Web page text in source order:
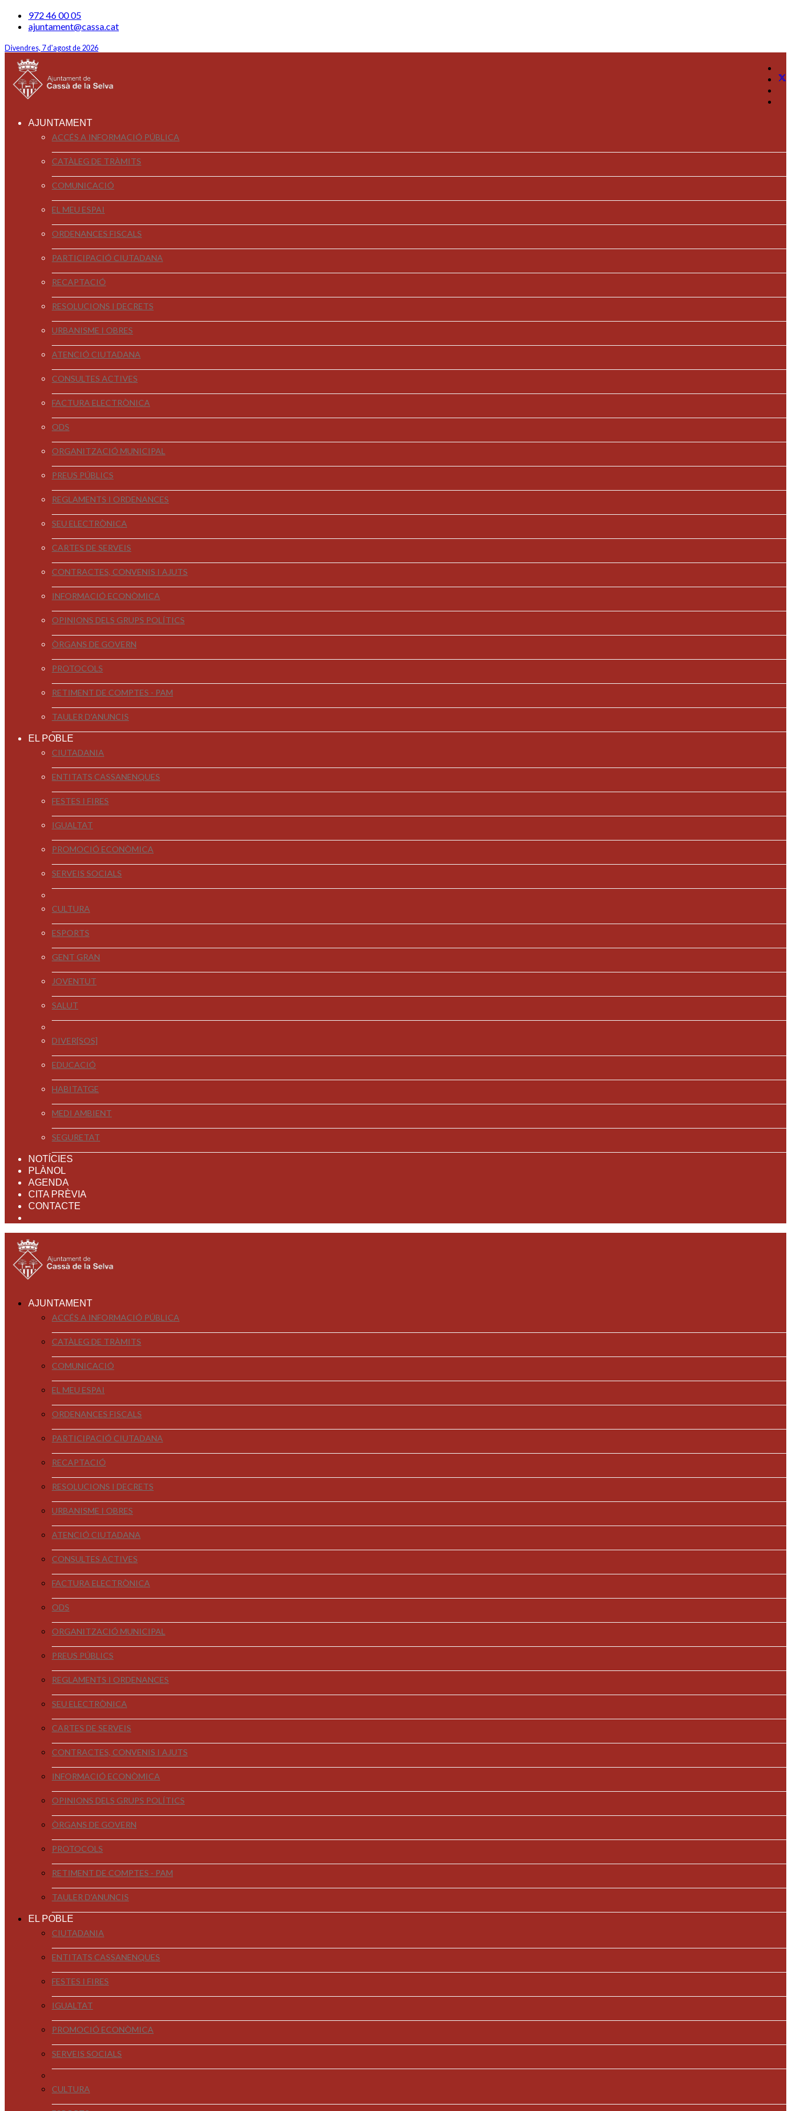
972 46 00 05
ajuntament@cassa.cat
Divendres, 7 d'agost de 2026
AJUNTAMENT
ACCÉS A INFORMACIÓ PÚBLICA
CATÀLEG DE TRÀMITS
COMUNICACIÓ
EL MEU ESPAI
ORDENANCES FISCALS
PARTICIPACIÓ CIUTADANA
RECAPTACIÓ
RESOLUCIONS I DECRETS
URBANISME I OBRES
ATENCIÓ CIUTADANA
CONSULTES ACTIVES
FACTURA ELECTRÒNICA
ODS
ORGANITZACIÓ MUNICIPAL
PREUS PÚBLICS
REGLAMENTS I ORDENANCES
SEU ELECTRÒNICA
CARTES DE SERVEIS
CONTRACTES, CONVENIS I AJUTS
INFORMACIÓ ECONÒMICA
OPINIONS DELS GRUPS POLÍTICS
ÒRGANS DE GOVERN
PROTOCOLS
RETIMENT DE COMPTES - PAM
TAULER D'ANUNCIS
EL POBLE
CIUTADANIA
ENTITATS CASSANENQUES
FESTES I FIRES
IGUALTAT
PROMOCIÓ ECONÒMICA
SERVEIS SOCIALS
CULTURA
ESPORTS
GENT GRAN
JOVENTUT
SALUT
DIVER[SOS]
EDUCACIÓ
HABITATGE
MEDI AMBIENT
SEGURETAT
NOTÍCIES
PLÀNOL
AGENDA
CITA PRÈVIA
CONTACTE
AJUNTAMENT
ACCÉS A INFORMACIÓ PÚBLICA
CATÀLEG DE TRÀMITS
COMUNICACIÓ
EL MEU ESPAI
ORDENANCES FISCALS
PARTICIPACIÓ CIUTADANA
RECAPTACIÓ
RESOLUCIONS I DECRETS
URBANISME I OBRES
ATENCIÓ CIUTADANA
CONSULTES ACTIVES
FACTURA ELECTRÒNICA
ODS
ORGANITZACIÓ MUNICIPAL
PREUS PÚBLICS
REGLAMENTS I ORDENANCES
SEU ELECTRÒNICA
CARTES DE SERVEIS
CONTRACTES, CONVENIS I AJUTS
INFORMACIÓ ECONÒMICA
OPINIONS DELS GRUPS POLÍTICS
ÒRGANS DE GOVERN
PROTOCOLS
RETIMENT DE COMPTES - PAM
TAULER D'ANUNCIS
EL POBLE
CIUTADANIA
ENTITATS CASSANENQUES
FESTES I FIRES
IGUALTAT
PROMOCIÓ ECONÒMICA
SERVEIS SOCIALS
CULTURA